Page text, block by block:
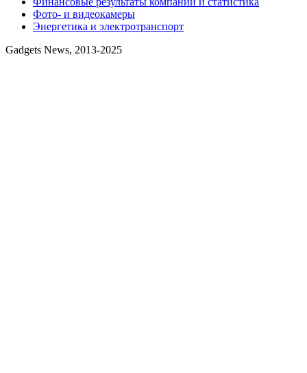
Фото- и видеокамеры
Энергетика и электротранспорт
Gadgets News, 2013-2025